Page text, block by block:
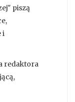
piszą
i
redaktora